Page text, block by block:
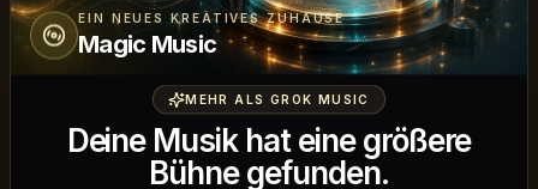
Haeufige Fragen zu diesem kostenlosen Singing Test.
Ist dieser Singing Test kostenlos?
Ja, der Test ist kostenlos und funktioniert im Browser
EIN NEUES KREATIVES ZUHAUSE
Magic Music
MEHR ALS GROK MUSIC
Deine Musik hat eine größere
Bühne gefunden.